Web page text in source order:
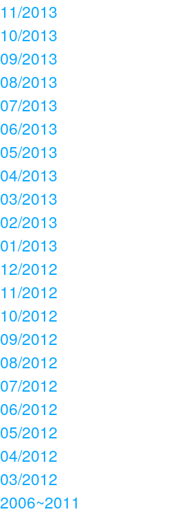
11/2013
10/2013
09/2013
08/2013
07/2013
06/2013
05/2013
04/2013
03/2013
02/2013
01/2013
12/2012
11/2012
10/2012
09/2012
08/2012
07/2012
06/2012
05/2012
04/2012
03/2012
2006~2011